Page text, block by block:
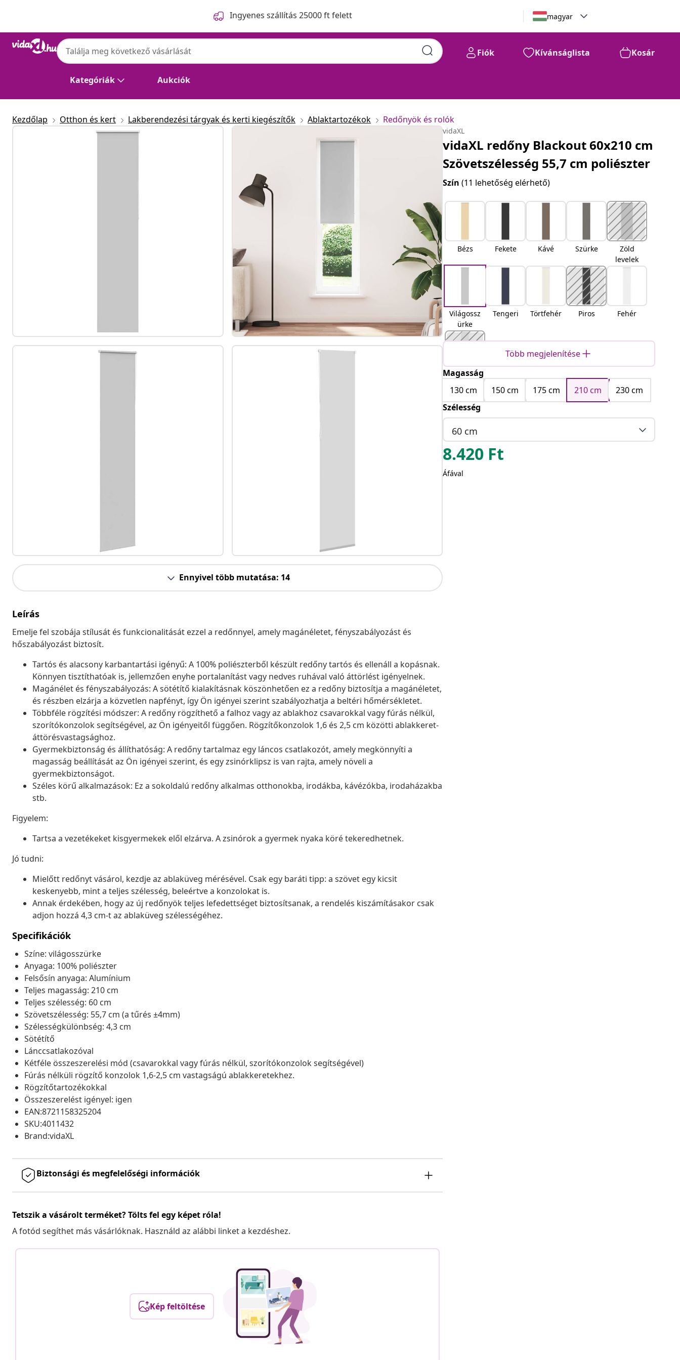
Ingyenes szállítás 25000 ft felett magyar
Kategóriák Aukciók
Fiók Kívánságlista Kosár
Kezdőlap Otthon és kert Lakberendezési tárgyak és kerti kiegészítők Ablaktartozékok Redőnyök és rolók
Ennyivel több mutatása: 14
Leírás
Emelje fel szobája stílusát és funkcionalitását ezzel a redőnnyel, amely magánéletet, fényszabályozást és
hőszabályozást biztosít.
Tartós és alacsony karbantartási igényű: A 100% poliészterből készült redőny tartós és ellenáll a kopásnak.
Könnyen tisztíthatóak is, jellemzően enyhe portalanítást vagy nedves ruhával való áttörlést igényelnek.
Magánélet és fényszabályozás: A sötétítő kialakításnak köszönhetően ez a redőny biztosítja a magánéletet,
és részben elzárja a közvetlen napfényt, így Ön igényei szerint szabályozhatja a beltéri hőmérsékletet.
Többféle rögzítési módszer: A redőny rögzíthető a falhoz vagy az ablakhoz csavarokkal vagy fúrás nélkül,
szorítókonzolok segítségével, az Ön igényeitől függően. Rögzítőkonzolok 1,6 és 2,5 cm közötti ablakkeret-
áttörésvastagsághoz.
Gyermekbiztonság és állíthatóság: A redőny tartalmaz egy láncos csatlakozót, amely megkönnyíti a
magasság beállítását az Ön igényei szerint, és egy zsinórklipsz is van rajta, amely növeli a
gyermekbiztonságot.
Széles körű alkalmazások: Ez a sokoldalú redőny alkalmas otthonokba, irodákba, kávézókba, irodaházakba
stb.
Figyelem:
Tartsa a vezetékeket kisgyermekek elől elzárva. A zsinórok a gyermek nyaka köré tekeredhetnek.
Jó tudni:
Mielőtt redőnyt vásárol, kezdje az ablaküveg mérésével. Csak egy baráti tipp: a szövet egy kicsit
keskenyebb, mint a teljes szélesség, beleértve a konzolokat is.
Annak érdekében, hogy az új redőnyök teljes lefedettséget biztosítsanak, a rendelés kiszámításakor csak
adjon hozzá 4,3 cm-t az ablaküveg szélességéhez.
Specifikációk
Színe: világosszürke
Anyaga: 100% poliészter
Felsősín anyaga: Alumínium
Teljes magasság: 210 cm
Teljes szélesség: 60 cm
Szövetszélesség: 55,7 cm (a tűrés ±4mm)
Szélességkülönbség: 4,3 cm
Sötétítő
Lánccsatlakozóval
Kétféle összeszerelési mód (csavarokkal vagy fúrás nélkül, szorítókonzolok segítségével)
Fúrás nélküli rögzítő konzolok 1,6-2,5 cm vastagságú ablakkeretekhez.
Rögzítőtartozékokkal
Összeszerelést igényel: igen
EAN:8721158325204
SKU:4011432
Brand:vidaXL
Biztonsági és megfelelőségi információk
Tetszik a vásárolt terméket? Tölts fel egy képet róla!
A fotód segíthet más vásárlóknak. Használd az alábbi linket a kezdéshez.
Kép feltöltése
vidaXL
vidaXL redőny Blackout 60x210 cm
Szövetszélesség 55,7 cm poliészter
Szín(11 lehetőség elérhető)
Bézs Fekete Kávé Szürke
Zöld
levelek
Világossz
ürke
Tengeri Törtfehér Piros Fehér
Sárga
Több megjelenítése
Magasság
130 cm
150 cm 175 cm 210 cm
230 cm
Szélesség
60 cm
8.420 Ft
Áfával